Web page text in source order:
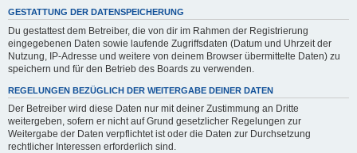
GESTATTUNG DER DATENSPEICHERUNG
Du gestattest dem Betreiber, die von dir im Rahmen der Registrierung
eingegebenen Daten sowie laufende Zugriffsdaten (Datum und Uhrzeit der
Nutzung, IP-Adresse und weitere von deinem Browser übermittelte Daten) zu
speichern und für den Betrieb des Boards zu verwenden.
REGELUNGEN BEZÜGLICH DER WEITERGABE DEINER DATEN
Der Betreiber wird diese Daten nur mit deiner Zustimmung an Dritte
weitergeben, sofern er nicht auf Grund gesetzlicher Regelungen zur
Weitergabe der Daten verpflichtet ist oder die Daten zur Durchsetzung
rechtlicher Interessen erforderlich sind.